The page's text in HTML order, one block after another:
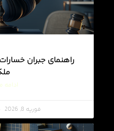
راهنمای جبران
ادامه
فوریه 8, 2026